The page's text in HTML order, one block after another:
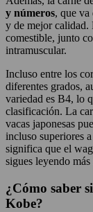
y números, que va
y de mejor calidad.
comestible, junto
intramuscular.
Incluso entre los
diferentes grados,
variedad es B4, lo
clasificación. La
vacas japonesas
incluso superiores
significa que el
sigues leyendo más
¿Cómo saber
Kobe?